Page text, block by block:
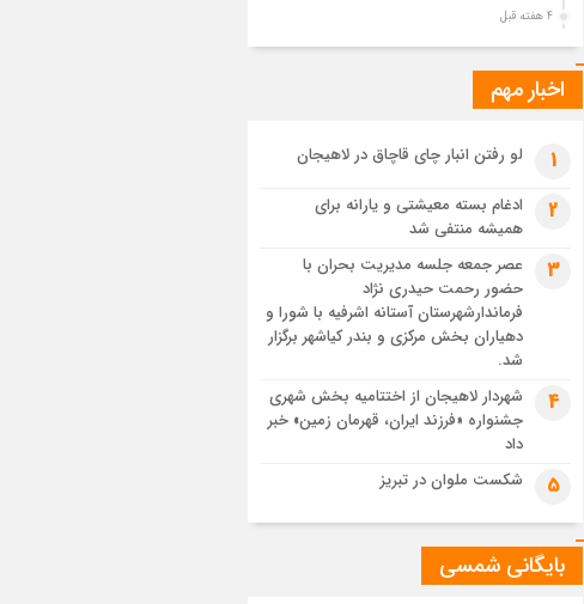
4 هفته قبل
پیکر مطهر رهبر شهید انقلاب در حرم مطهر
رضوی آرام گرفت
آخر در آستان امام رئوف
تصاویر هوایی مراسم تشییع پیکر مطهر آقای
شهید ایران – مشهد
4 هفته قبل
مراسم تشییع پیکر مطهر آقای شهید ایران –
مشهد
تصاویری از تراکم جمعیت حاضر در میدان
ثورهالعشرین نجف اشرف
اخبار مهم
1 لو رفتن انبار چای قاچاق در لاهیجان
2
ادغام بسته معیشتی و یارانه برای
همیشه منتفی شد
3
عصر جمعه جلسه مدیریت بحران با
حضور رحمت حیدری نژاد
فرماندارشهرستان آستانه اشرفیه با شورا و
دهیاران بخش مرکزی و بندر کیاشهر برگزار
شد.
4
شهردار لاهیجان از اختتامیه بخش شهری
جشنواره «فرزند ایران، قهرمان زمین» خبر
داد
5 شکست ملوان در تبریز
بایگانی شمسی